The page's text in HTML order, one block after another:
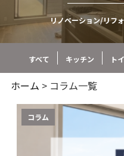
リノベーション/リフ
すべて キッチン ト
ホーム > コラム一覧
コラム